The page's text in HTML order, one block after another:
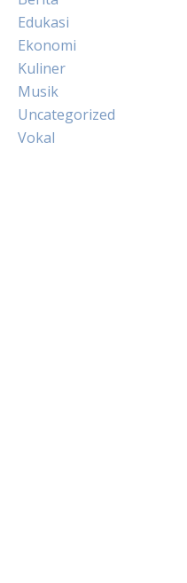
Edukasi
Ekonomi
Kuliner
Musik
Uncategorized
Vokal